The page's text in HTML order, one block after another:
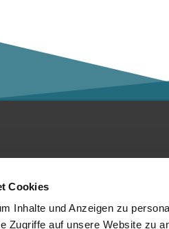
Cookies
Inhalte und Anzeigen zu
Zugriffe auf unsere Website zu
die Kalaidos FH